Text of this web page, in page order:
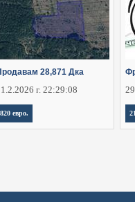
28,871 Дка
г. 22:29:08
820 евро.